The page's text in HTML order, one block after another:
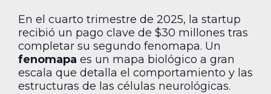
En el cuarto trimestre de 2025, la startup
recibió un pago clave de $30 millones tras
completar su segundo fenomapa. Un
fenomapa es un mapa biológico a gran
escala que detalla el comportamiento y las
estructuras de las células neurológicas.